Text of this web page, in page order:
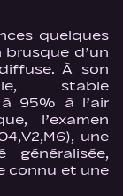
quelques
d’un
À son
stable
95% à l’air
l’examen
une
généralisée,
connu et une